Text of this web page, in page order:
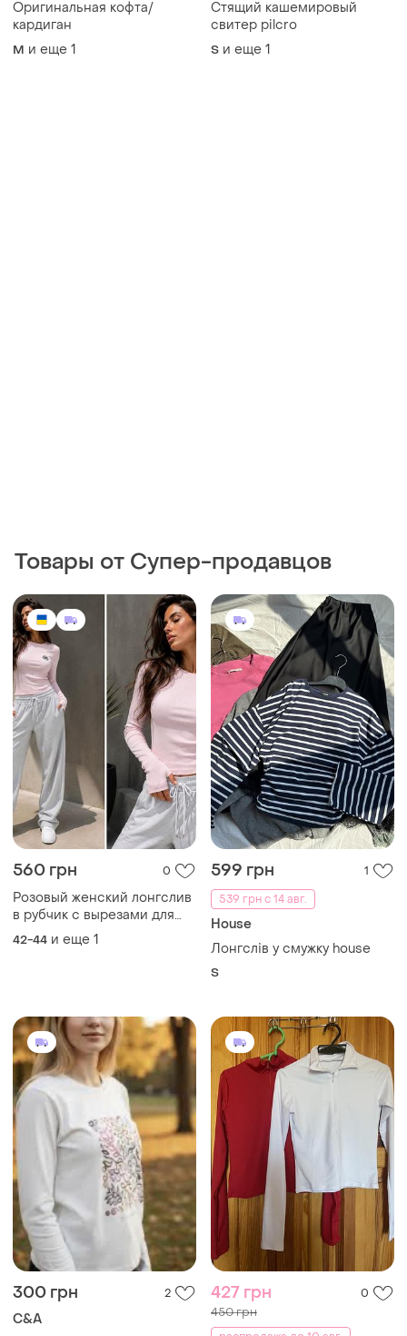
Оригинальная кофта/
кардиган
M и еще 1
Стящий кашемировый
свитер pilcro
S и еще 1
Товары от Супер-продавцов
560 грн 0
Розовый женский лонгслив
в рубчик с вырезами для
пальцев
42-44 и еще 1
599 грн
1
539 грн с 14 авг.
House
Лонгслів у смужку house
S
300 грн 2
C&A
427 грн 0
450 грн